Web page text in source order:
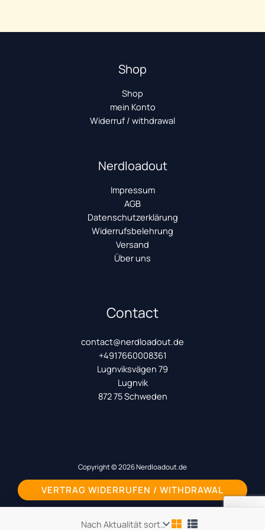
Shop
Shop
mein Konto
Widerruf / withdrawal
Nerdloadout
Impressum
AGB
Datenschutzerklärung
Widerrufsbelehrung
Versand
Über uns
Contact
contact@nerdloadout.de
+4917660008361
Lugnviksvägen 79
Lugnvik
872 75 Schweden
Copyright © 2026 Nerdloadout.de
VERTRAG WIDERRUFEN / WITHDRAWAL